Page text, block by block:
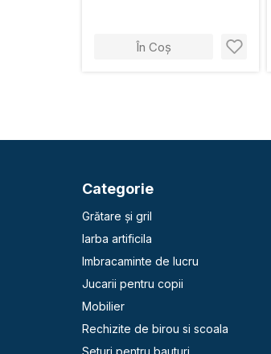
În Coș
Categorie
Grătare și gril
Iarba artificila
Imbracaminte de lucru
Jucarii pentru copii
Mobilier
Rechizite de birou si scoala
Seturi pentru bauturi